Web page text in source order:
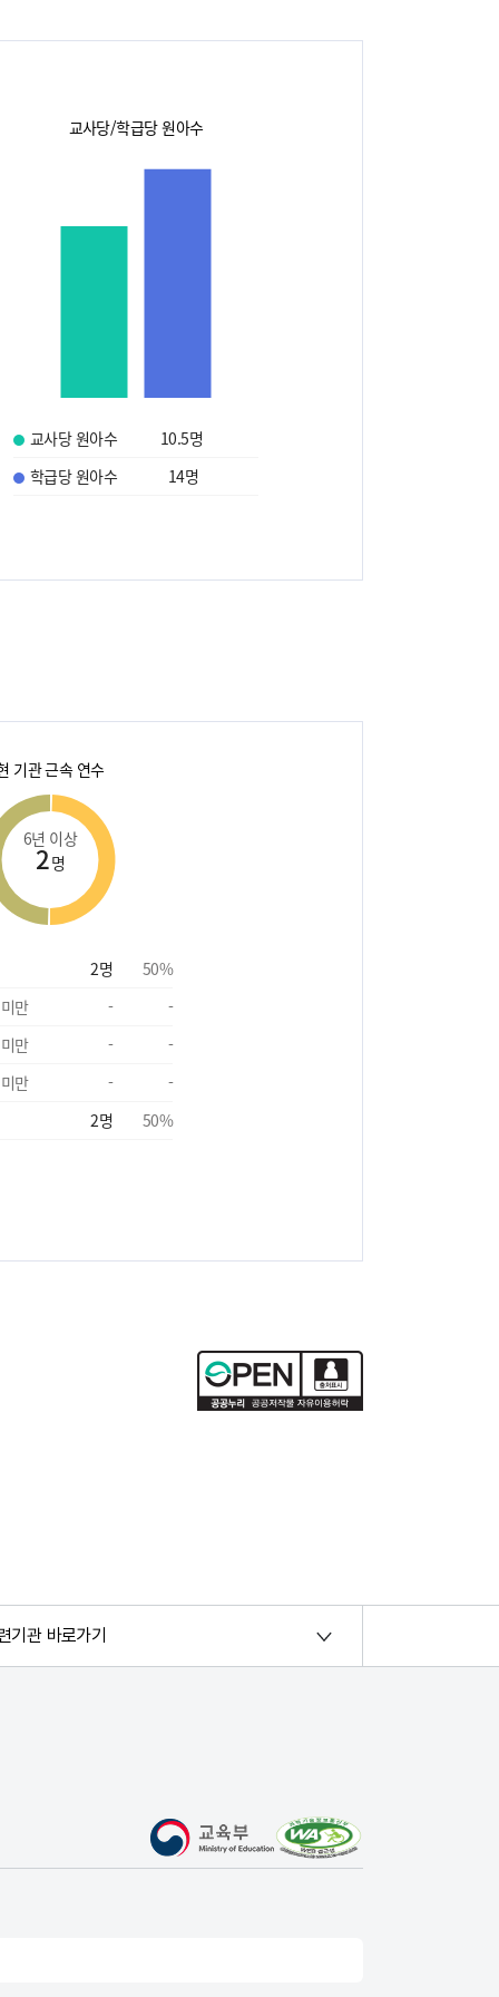
교사당/학급당 원아수
교사당 원아수 10.5명
학급당 원아수
14명
기관 근속 연수
6년 이상
2명
2명 50%
만
-
-
만
-
-
만
-
-
2명 50%
기관 바로가기